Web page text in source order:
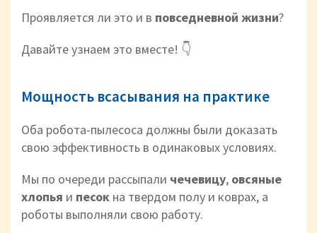
Проявляется ли это и в повседневной жизни?
Давайте узнаем это вместе! 👇
Мощность всасывания на практике
Оба робота-пылесоса должны были доказать
свою эффективность в одинаковых условиях.
Мы по очереди рассыпали чечевицу, овсяные
хлопья и песок на твердом полу и коврах, а
роботы выполняли свою работу.